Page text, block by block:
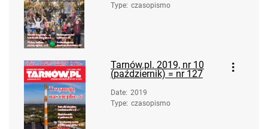
Type: czasopismo
Tarnów.pl. 2019, nr 10
(październik) = nr 127
Date: 2019
Type: czasopismo